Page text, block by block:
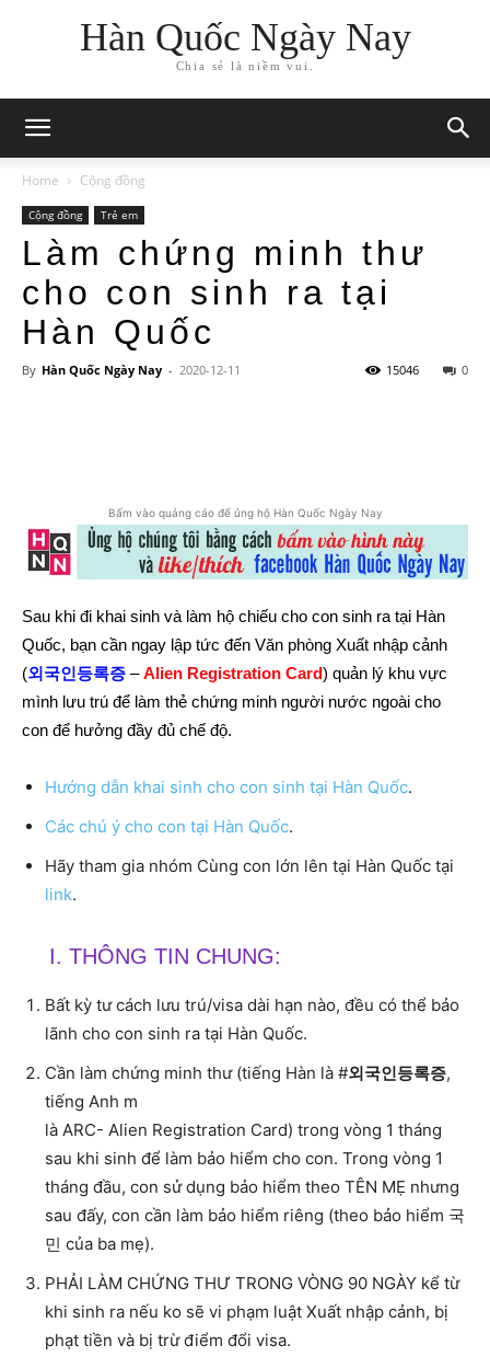
Hàn Quốc Ngày Nay
Chia sẻ là niềm vui.
Home Cộng đồng
Cộng đồng Trẻ em
Làm chứng minh thư
cho con sinh ra tại
Hàn Quốc
By Hàn Quốc Ngày Nay - 2020-12-11 0
15046
Bấm vào quảng cáo để ủng hộ Hàn Quốc Ngày Nay
Sau khi đi khai sinh và làm hộ chiếu cho con sinh ra tại Hàn
Quốc, bạn cần ngay lập tức đến Văn phòng Xuất nhập cảnh
(외국인등록증 –Alien Registration Card) quản lý khu vực
mình lưu trú để làm thẻ chứng minh người nước ngoài cho
con để hưởng đầy đủ chế độ.
Hướng dẫn khai sinh cho con sinh tại Hàn Quốc.
Các chú ý cho con tại Hàn Quốc.
Hãy tham gia nhóm Cùng con lớn lên tại Hàn Quốc tại
link.
I. THÔNG TIN CHUNG:
Bất kỳ tư cách lưu trú/visa dài hạn nào, đều có thể bảo
lãnh cho con sinh ra tại Hàn Quốc.
Cần làm chứng minh thư (tiếng Hàn là #외국인등록증,
tiếng Anh m
là ARC- Alien Registration Card) trong vòng 1 tháng
sau khi sinh để làm bảo hiểm cho con. Trong vòng 1
tháng đầu, con sử dụng bảo hiểm theo TÊN MẸ nhưng
sau đấy, con cần làm bảo hiểm riêng (theo bảo hiểm 국
민 của ba mẹ).
PHẢI LÀM CHỨNG THƯ TRONG VÒNG 90 NGÀY kể từ
khi sinh ra nếu ko sẽ vi phạm luật Xuất nhập cảnh, bị
phạt tiền và bị trừ điểm đổi visa.